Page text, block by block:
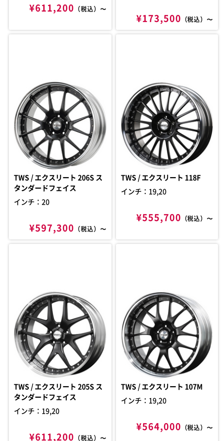
¥611,200 （税込）〜
¥173,500 （税込）〜
TWS / エクスリート 206S ス
タンダードフェイス
インチ：20
¥597,300 （税込）〜
TWS / エクスリート 118F
インチ：19,20
¥555,700 （税込）〜
TWS / エクスリート 205S ス
タンダードフェイス
インチ：19,20
¥611,200 （税込）〜
TWS / エクスリート 107M
インチ：19,20
¥564,000 （税込）〜